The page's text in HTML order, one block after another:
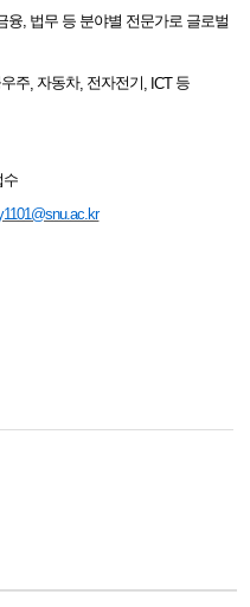
융, 법무 등 분야별 전문가로 글로벌
주 ,자동차, 전자전기 , ICT 등
수